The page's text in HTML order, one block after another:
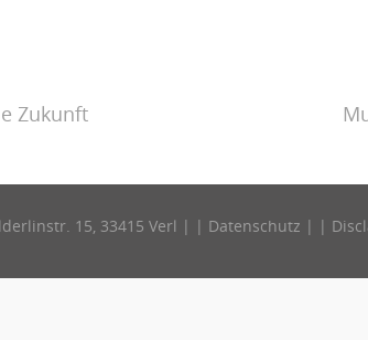
Zukunft
15, 33415 Verl | | Datenschutz | |